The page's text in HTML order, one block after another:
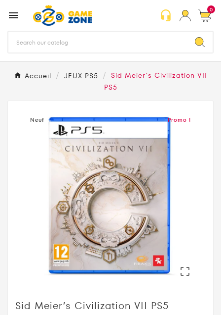
 headset_mic 0
Accueil JEUX PS5
Sid Meier’s Civilization VII
PS5
Neuf Promo !

Sid Meier’s Civilization VII PS5